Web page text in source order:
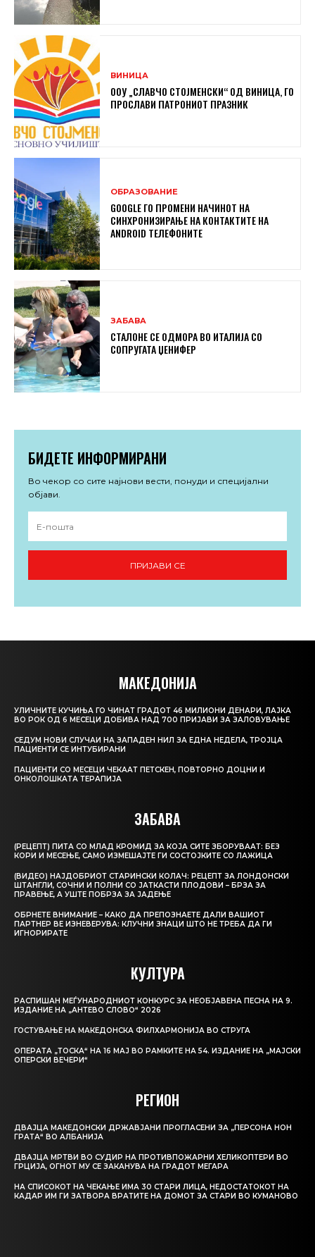
ВИНИЦА
ООУ „СЛАВЧО СТОЈМЕНСКИ“ ОД ВИНИЦА, ГО
ПРОСЛАВИ ПАТРОНИОТ ПРАЗНИК
ОБРАЗОВАНИЕ
GOOGLE ГО ПРОМЕНИ НАЧИНОТ НА
СИНХРОНИЗИРАЊЕ НА КОНТАКТИТЕ НА
ANDROID ТЕЛЕФОНИТЕ
ЗАБАВА
СТАЛОНЕ СЕ ОДМОРА ВО ИТАЛИЈА СО
СОПРУГАТА ЏЕНИФЕР
БИДЕТЕ ИНФОРМИРАНИ
Во чекор со сите најнови вести, понуди и специјални
објави.
ПРИЈАВИ СЕ
МАКЕДОНИЈА
УЛИЧНИТЕ КУЧИЊА ГО ЧИНАТ ГРАДОТ 46 МИЛИОНИ ДЕНАРИ, ЛАЈКА
ВО РОК ОД 6 МЕСЕЦИ ДОБИВА НАД 700 ПРИЈАВИ ЗА ЗАЛОВУВАЊЕ
СЕДУМ НОВИ СЛУЧАИ НА ЗАПАДЕН НИЛ ЗА ЕДНА НЕДЕЛА, ТРОЈЦА
ПАЦИЕНТИ СЕ ИНТУБИРАНИ
ПАЦИЕНТИ СО МЕСЕЦИ ЧЕКААТ ПЕТСКЕН, ПОВТОРНО ДОЦНИ И
ОНКОЛОШКАТА ТЕРАПИЈА
ЗАБАВА
(РЕЦЕПТ) ПИТА СО МЛАД КРОМИД ЗА КОЈА СИТЕ ЗБОРУВААТ: БЕЗ
КОРИ И МЕСЕЊЕ, САМО ИЗМЕШАЈТЕ ГИ СОСТОЈКИТЕ СО ЛАЖИЦА
(ВИДЕО) НАЈДОБРИОТ СТАРИНСКИ КОЛАЧ: РЕЦЕПТ ЗА ЛОНДОНСКИ
ШТАНГЛИ, СОЧНИ И ПОЛНИ СО ЈАТКАСТИ ПЛОДОВИ – БРЗА ЗА
ПРАВЕЊЕ, А УШТЕ ПОБРЗА ЗА ЈАДЕЊЕ
ОБРНЕТЕ ВНИМАНИЕ – КАКО ДА ПРЕПОЗНАЕТЕ ДАЛИ ВАШИОТ
ПАРТНЕР ВЕ ИЗНЕВЕРУВА: КЛУЧНИ ЗНАЦИ ШТО НЕ ТРЕБА ДА ГИ
ИГНОРИРАТЕ
КУЛТУРА
РАСПИШАН МЕЃУНАРОДНИОТ КОНКУРС ЗА НЕОБЈАВЕНА ПЕСНА НА 9.
ИЗДАНИЕ НА „АНТЕВО СЛОВО“ 2026
ГОСТУВАЊЕ НА МАКЕДОНСКА ФИЛХАРМОНИЈА ВО СТРУГА
ОПЕРАТА „ТОСКА“ НА 16 МАЈ ВО РАМКИТЕ НА 54. ИЗДАНИЕ НА „МАЈСКИ
ОПЕРСКИ ВЕЧЕРИ“
РЕГИОН
ДВАЈЦА МАКЕДОНСКИ ДРЖАВЈАНИ ПРОГЛАСЕНИ ЗА „ПЕРСОНА НОН
ГРАТА“ ВО АЛБАНИЈА
ДВАЈЦА МРТВИ ВО СУДИР НА ПРОТИВПОЖАРНИ ХЕЛИКОПТЕРИ ВО
ГРЦИЈА, ОГНОТ МУ СЕ ЗАКАНУВА НА ГРАДОТ МЕГАРА
НА СПИСОКОТ НА ЧЕКАЊЕ ИМА 30 СТАРИ ЛИЦА, НЕДОСТАТОКОТ НА
КАДАР ИМ ГИ ЗАТВОРА ВРАТИТЕ НА ДОМОТ ЗА СТАРИ ВО КУМАНОВО